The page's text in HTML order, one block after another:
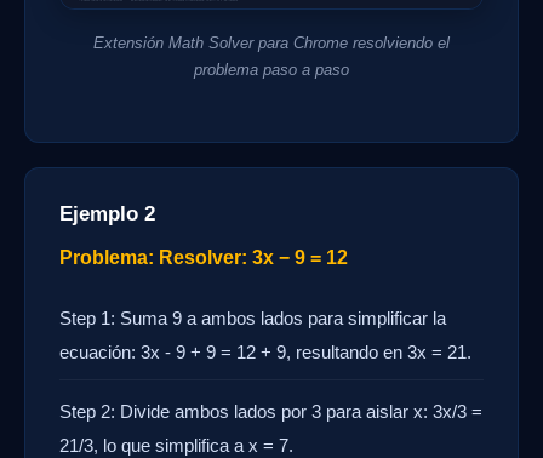
Extensión Math Solver para Chrome resolviendo el
problema paso a paso
Ejemplo 2
Problema: Resolver: 3x − 9 = 12
Step 1: Suma 9 a ambos lados para simplificar la
ecuación: 3x - 9 + 9 = 12 + 9, resultando en 3x = 21.
Step 2: Divide ambos lados por 3 para aislar x: 3x/3 =
21/3, lo que simplifica a x = 7.